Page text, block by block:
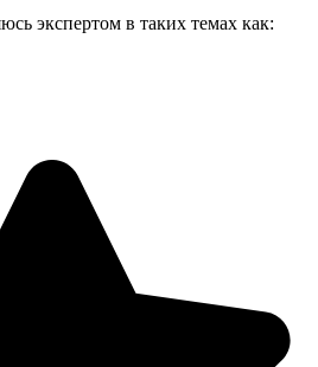
экспертом в таких темах как: